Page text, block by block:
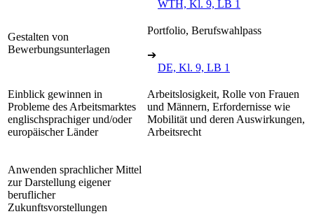
WTH, Kl. 9, LB 1
Gestalten von
Bewerbungsunterlagen
Portfolio, Berufswahlpass
➔
DE, Kl. 9, LB 1
Einblick gewinnen in
Probleme des Arbeitsmarktes
englischsprachiger und/oder
europäischer Länder
Arbeitslosigkeit, Rolle von Frauen
und Männern, Erfordernisse wie
Mobilität und deren Auswirkungen,
Arbeitsrecht
Anwenden sprachlicher Mittel
zur Darstellung eigener
beruflicher
Zukunftsvorstellungen